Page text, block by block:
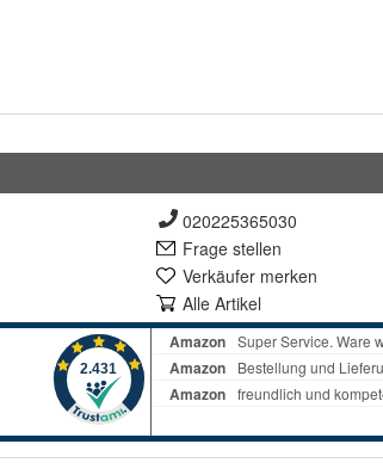
020225365030
Frage stellen
Verkäufer merken
Alle Artikel